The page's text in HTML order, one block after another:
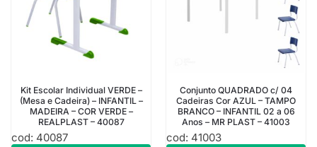
Kit Escolar Individual VERDE –
(Mesa e Cadeira) – INFANTIL –
MADEIRA – COR VERDE –
REALPLAST – 40087
cod: 40087
Conjunto QUADRADO c/ 04
Cadeiras Cor AZUL – TAMPO
BRANCO – INFANTIL 02 a 06
Anos – MR PLAST – 41003
cod: 41003